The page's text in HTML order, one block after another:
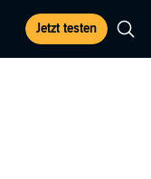
Jetzt testen